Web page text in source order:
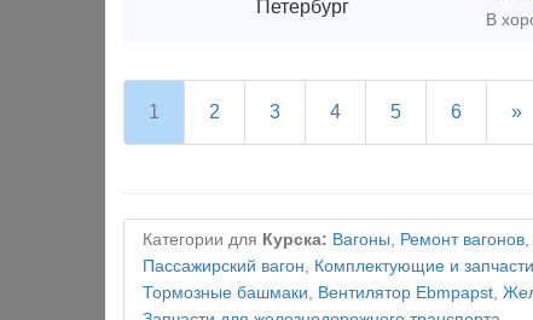
1 2 3 4 5 6 »
Категории для Курска: Вагоны, Ремонт вагонов,
Пассажирский вагон, Комплектующие и
Тормозные башмаки, Вентилятор Ebmpapst,